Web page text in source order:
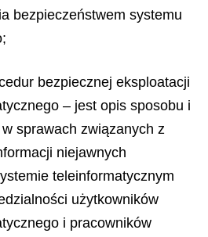
bezpieczeństwem systemu
bezpiecznej eksploatacji
– jest opis sposobu i
sprawach związanych z
niejawnych
teleinformatycznym
użytkowników
i pracowników